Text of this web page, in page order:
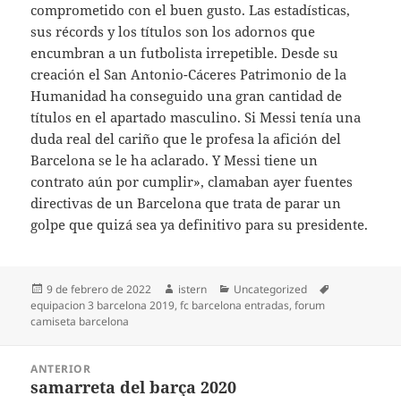
comprometido con el buen gusto. Las estadísticas,
sus récords y los títulos son los adornos que
encumbran a un futbolista irrepetible. Desde su
creación el San Antonio-Cáceres Patrimonio de la
Humanidad ha conseguido una gran cantidad de
títulos en el apartado masculino. Si Messi tenía una
duda real del cariño que le profesa la afición del
Barcelona se le ha aclarado. Y Messi tiene un
contrato aún por cumplir», clamaban ayer fuentes
directivas de un Barcelona que trata de parar un
golpe que quizá sea ya definitivo para su presidente.
Publicado
el
9 de febrero de 2022 Autor
istern Categorías
Uncategorized
equipacion 3 barcelona 2019,fc barcelona entradas,forum
camiseta barcelona
ANTERIOR
Entrada
samarreta del barça 2020